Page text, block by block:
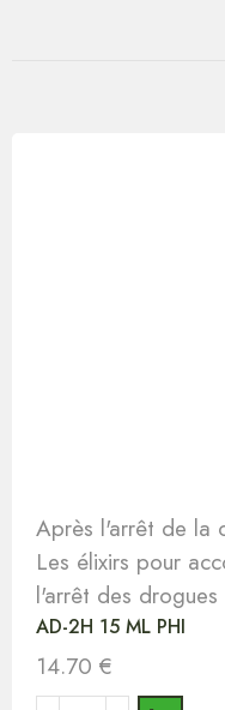
Après l'arrêt de la
Les élixirs pour
l'arrêt des drogues
AD-2H 15 ML PHI
14.70 €